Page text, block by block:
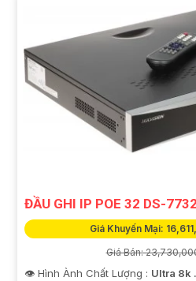
ĐẦU GHI IP POE 32 DS-
Giá Khuyến Mại:
Giá Bán:
👁 Hình Ành Chất Lượng : Ultra 8k .